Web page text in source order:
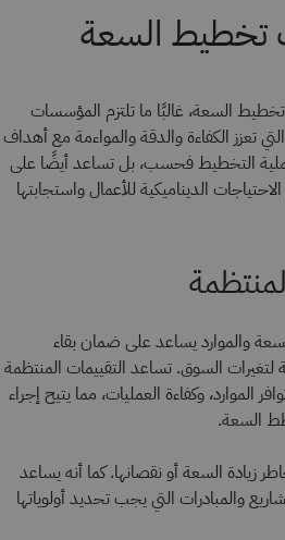
تخطيط السعة
السعة، غالبًا ما تلتزم المؤسسات
تعزز الكفاءة والدقة والمواءمة مع أهداف
التخطيط فحسب، بل تساعد أيضًا على
الديناميكية للأعمال واستجابتها
والموارد يساعد على ضمان بقاء
السوق. تساعد التقييمات المنتظمة
الموارد، وكفاءة العمليات، مما يتيح إجراء
السعة.
زيادة السعة أو نقصانها. كما أنه يساعد
والمبادرات التي يجب تحديد أولوياتها